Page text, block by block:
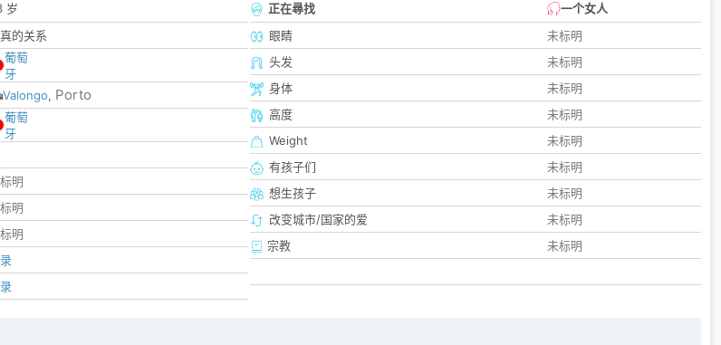
岁
的关系
葡萄
牙
Valongo, Porto
葡萄
牙
明
明
明
正在尋找
一个女人
眼睛
未标明
头发
未标明
身体
未标明
高度
未标明
Weight
未标明
有孩子们
未标明
想生孩子
未标明
改变城市/国家的爱
未标明
宗教
未标明